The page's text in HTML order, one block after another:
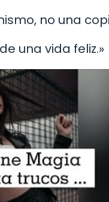
no una
una vida feliz.»